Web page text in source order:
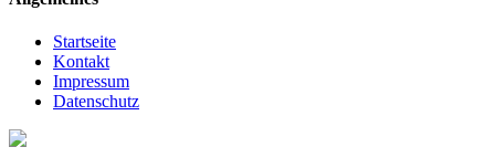
Startseite
Kontakt
Impressum
Datenschutz